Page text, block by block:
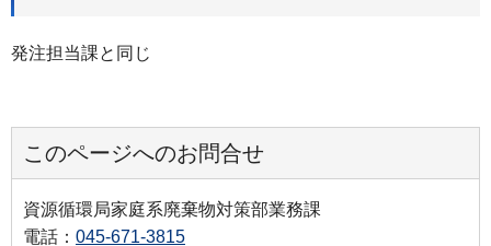
発注担当課と同じ
このページへのお問合せ
資源循環局家庭系廃棄物対策部業務課
電話： 045-671-3815